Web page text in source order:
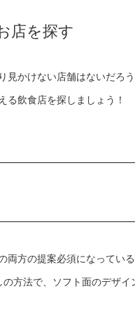
店を探す
見かけない店舗はないだろ
る飲食店を探しましょう！
両方の提案必須になってい
方法で、ソフト面のデザ